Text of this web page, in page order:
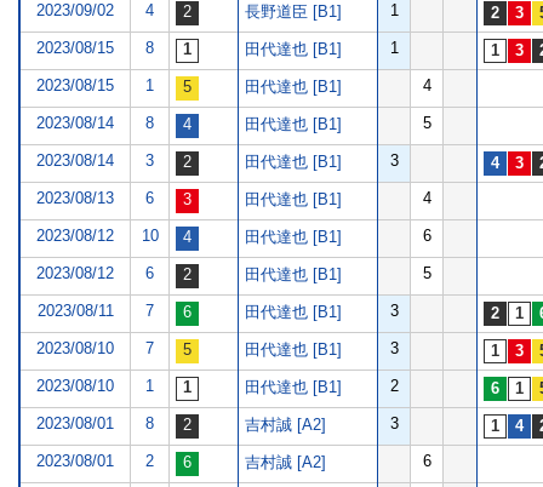
2023/09/02 4 長野道臣 [B1] 1
2023/08/15 8 田代達也 [B1] 1
2023/08/15 1 田代達也 [B1] 4
2023/08/14 8 田代達也 [B1] 5
2023/08/14 3 田代達也 [B1] 3
2023/08/13 6 田代達也 [B1] 4
2023/08/12 10 田代達也 [B1] 6
2023/08/12 6 田代達也 [B1] 5
2023/08/11 7 田代達也 [B1] 3
2023/08/10 7 田代達也 [B1] 3
2023/08/10 1 田代達也 [B1] 2
2023/08/01 8 吉村誠 [A2] 3
2023/08/01 2 吉村誠 [A2] 6